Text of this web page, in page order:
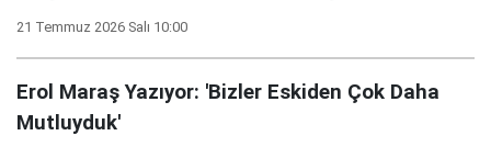
21 Temmuz 2026 Salı 10:00
Erol Maraş Yazıyor: 'Bizler Eskiden Çok Daha
Mutluyduk'